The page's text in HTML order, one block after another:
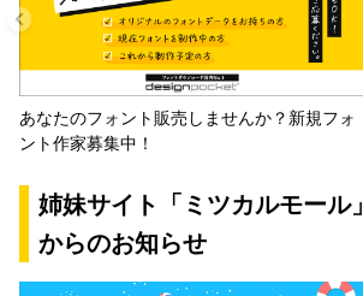
あなたのフォント販売しませんか？新規フォ
ント作家募集中！
姉妹サイト「ミツカルモール」
からのお知らせ